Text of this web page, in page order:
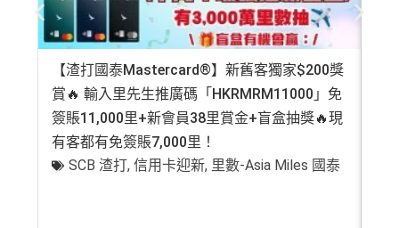
【渣打國泰Mastercard®】新舊客獨家$200獎
賞🔥 輸入里先生推廣碼「HKRMRM11000」免
簽賬11,000里+新會員38里賞金+盲盒抽獎🔥現
有客都有免簽賬7,000里！
SCB 渣打,信用卡迎新, 里數-Asia Miles 國泰